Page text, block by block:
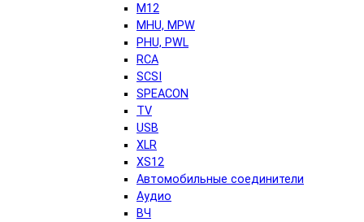
M12
MHU, MPW
PHU, PWL
RCA
SCSI
SPEACON
TV
USB
XLR
XS12
Автомобильные соединители
Аудио
ВЧ